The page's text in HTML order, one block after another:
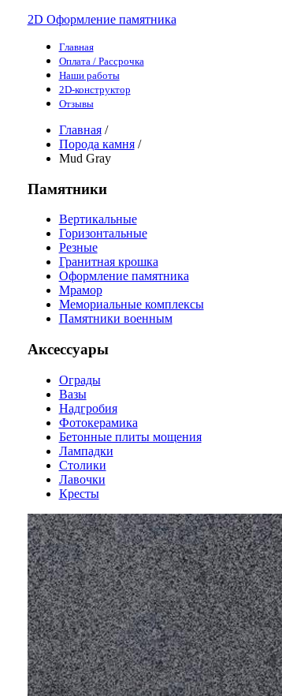
2D Оформление памятника
Главная
Оплата / Рассрочка
Наши работы
2D-конструктор
Отзывы
Главная /
Порода камня /
Mud Gray
Памятники
Вертикальные
Горизонтальные
Резные
Гранитная крошка
Оформление памятника
Мрамор
Мемориальные комплексы
Памятники военным
Аксессуары
Ограды
Вазы
Надгробия
Фотокерамика
Бетонные плиты мощения
Лампадки
Столики
Лавочки
Кресты